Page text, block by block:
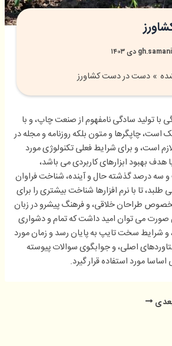
دست در دست کشاورز
تولید سادگی نامفهوم از صنعت چاپ، و با
است، چاپگرها و متون بلکه روزنامه و مجله در
است، و برای شرایط فعلی تکنولوژی مورد
هدف بهبود ابزارهای کاربردی می باشد،
درصد گذشته حال و آینده، شناخت فراوان
تا با نرم افزارها شناخت بیشتری را برای
طراحان خلاقی، و فرهنگ پیشرو در زبان
صورت می توان امید داشت که تمام و دشواری
و شرایط سخت تایپ به پایان رسد و زمان مورد
اصلی، و جوابگوی سوالات پیوسته
مورد استفاده قرار گیرد.